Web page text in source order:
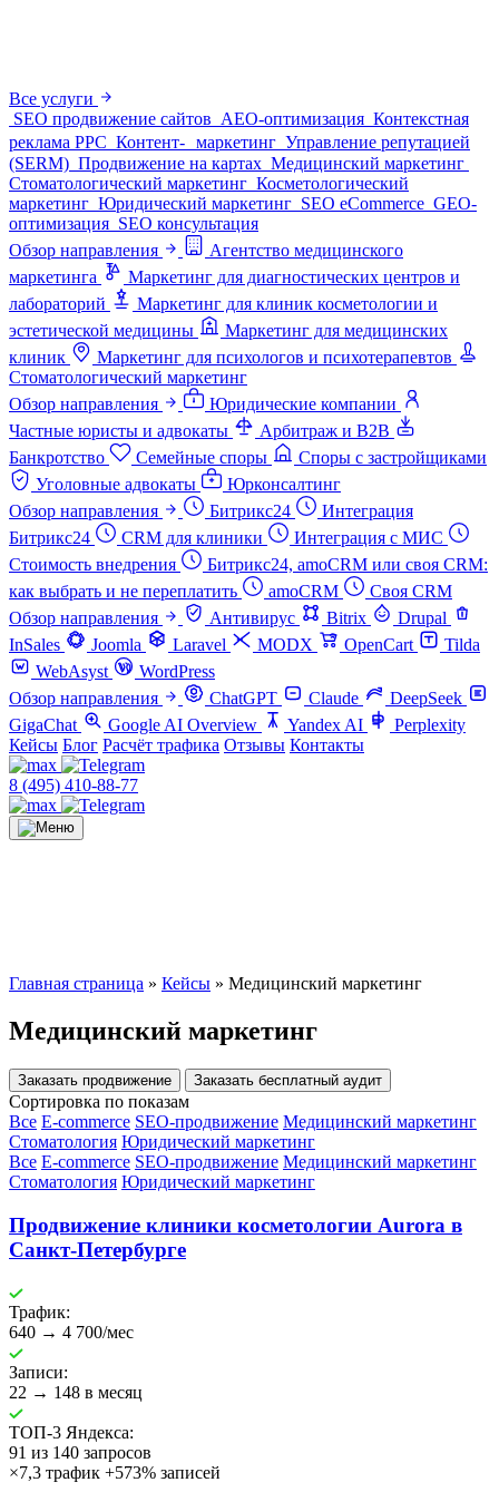
Все услуги
SEO продвижение сайтов AEO-оптимизация Контекстная
реклама PPC Контент- маркетинг Управление репутацией
(SERM) Продвижение на картах Медицинский маркетинг
Стоматологический маркетинг Косметологический
маркетинг Юридический маркетинг SEO eCommerce GEO-
оптимизация SEO консультация
Обзор направления
Агентство медицинского
маркетинга
Маркетинг для диагностических центров и
лабораторий
Маркетинг для клиник косметологии и
эстетической медицины
Маркетинг для медицинских
клиник
Маркетинг для психологов и психотерапевтов
Стоматологический маркетинг
Обзор направления
Юридические компании
Частные юристы и адвокаты
Арбитраж и B2B
Банкротство
Семейные споры
Споры с застройщиками
Уголовные адвокаты
Юрконсалтинг
Обзор направления
Битрикс24
Интеграция
Битрикс24
CRM для клиники
Интеграция с МИС
Стоимость внедрения
Битрикс24, amoCRM или своя CRM:
как выбрать и не переплатить
amoCRM
Своя CRM
Обзор направления
Антивирус Bitrix
Drupal
InSales
Joomla Laravel MODX OpenCart
Tilda
WebAsyst
WordPress
Обзор направления
ChatGPT Claude
DeepSeek
GigaChat
Google AI Overview Yandex AI
Perplexity
Кейсы Блог Расчёт трафика Отзывы Контакты
8 (495) 410-88-77
Главная страница » Кейсы » Медицинский маркетинг
Медицинский маркетинг
Заказать продвижение Заказать бесплатный аудит
Сортировка по показам
Все E-commerce SEO-продвижение Медицинский маркетинг
Стоматология Юридический маркетинг
Все E-commerce SEO-продвижение Медицинский маркетинг
Стоматология Юридический маркетинг
Продвижение клиники косметологии Aurora в
Санкт-Петербурге
Трафик:
640 → 4 700/мес
Записи:
22 → 148 в месяц
ТОП-3 Яндекса:
91 из 140 запросов
×7,3 трафик +573% записей